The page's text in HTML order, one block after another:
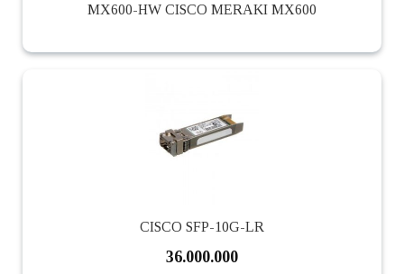
MX600-HW CISCO MERAKI MX600
CISCO SFP-10G-LR
36.000.000